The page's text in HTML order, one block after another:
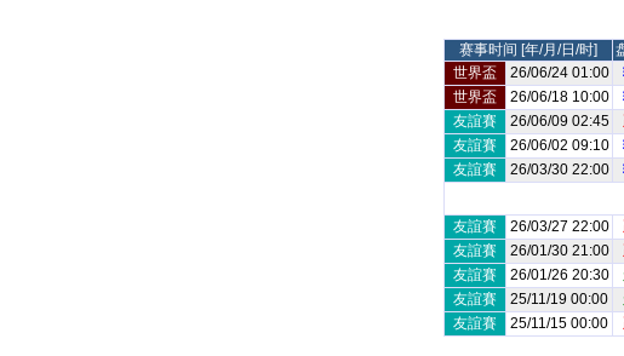
赛事时间 [年/月/日/时]
世界盃
26/06/24 01:00
世界盃
26/06/18 10:00
友誼賽
26/06/09 02:45
友誼賽
26/06/02 09:10
友誼賽
26/03/30 22:00
友誼賽 26/03/27 22:00
友誼賽
26/01/30 21:00
友誼賽
26/01/26 20:30
友誼賽
25/11/19 00:00
友誼賽
25/11/15 00:00